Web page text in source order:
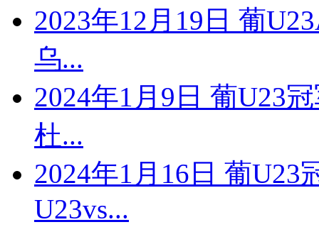
2023年12月19日 葡
乌...
2024年1月9日 葡U23
杜...
2024年1月16日 葡U23
U23vs...